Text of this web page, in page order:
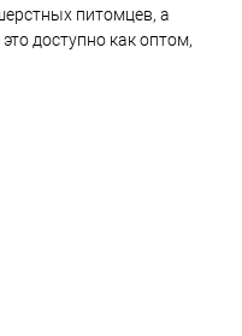
питомцев, а
доступно как оптом,